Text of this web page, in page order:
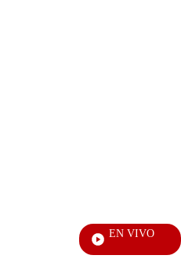
Entrada
de
EN VIVO